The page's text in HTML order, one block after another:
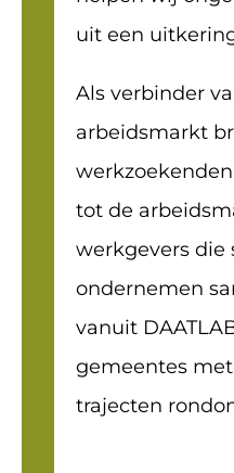
uit een
Als verbinder
arbeidsmarkt
tot de
werkgevers die
ondernemen
vanuit
gemeentes
trajecten